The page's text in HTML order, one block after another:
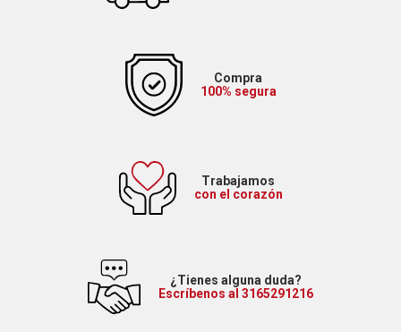
Compra
100% segura
Trabajamos
con el corazón
¿Tienes alguna duda?
Escríbenos al 3165291216